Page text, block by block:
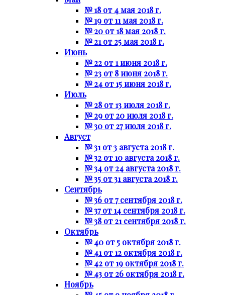
№ 18 от 4 мая 2018 г.
№ 19 от 11 мая 2018 г.
№ 20 от 18 мая 2018 г.
№ 21 от 25 мая 2018 г.
Июнь
№ 22 от 1 июня 2018 г.
№ 23 от 8 июня 2018 г.
№ 24 от 15 июня 2018 г.
Июль
№ 28 от 13 июля 2018 г.
№ 29 от 20 июля 2018 г.
№ 30 от 27 июля 2018 г.
Август
№ 31 от 3 августа 2018 г.
№ 32 от 10 августа 2018 г.
№ 34 от 24 августа 2018 г.
№ 35 от 31 августа 2018 г.
Сентябрь
№ 36 от 7 сентября 2018 г.
№ 37 от 14 сентября 2018 г.
№ 38 от 21 сентября 2018 г.
Октябрь
№ 40 от 5 октября 2018 г.
№ 41 от 12 октября 2018 г.
№ 42 от 19 октября 2018 г.
№ 43 от 26 октября 2018 г.
Ноябрь